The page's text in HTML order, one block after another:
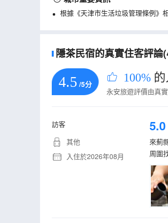
根據《天津市生活垃圾管理條例》
隱茶民宿的真實住客評論
4.5 /5分 100%
永安旅遊評價由真
訪客
其他
入住於2026年08月
5.0
來薊
周圍